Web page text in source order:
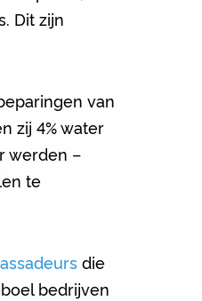
Dit zijn
van
zij 4% water
werden –
te
die
bedrijven